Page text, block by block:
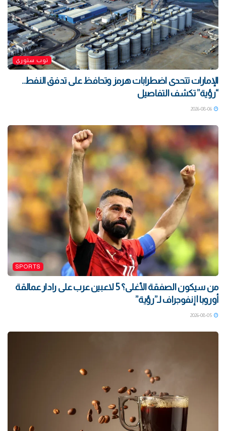
توب ستوري
الإمارات تتحدى اضطرابات هرمز وتحافظ على تدفق النفط..
“رؤية” تكشف التفاصيل
2026-08-06
SPORTS
من سيكون الصفقة الأغلى؟ 5 لاعبين عرب على رادار عمالقة
أوروبا | إنفوجراف لـ”رؤية”
2026-08-05